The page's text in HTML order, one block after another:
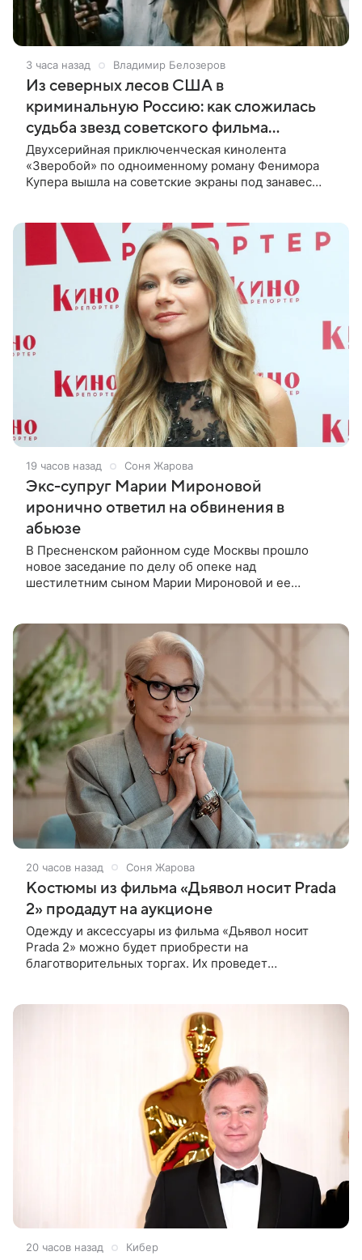
3 часа назад Владимир Белозеров
Из северных лесов США в
криминальную Россию: как сложилась
судьба звезд советского фильма
«Зверобой»
Двухсерийная приключенческая кинолента
«Зверобой» по одноименному роману Фенимора
Купера вышла на советские экраны под занавес
19 часов назад Соня Жарова
Экс-супруг Марии Мироновой
иронично ответил на обвинения в
абьюзе
В Пресненском районном суде Москвы прошло
новое заседание по делу об опеке над
шестилетним сыном Марии Мироновой и ее
20 часов назад Соня Жарова
Костюмы из фильма «Дьявол носит Prada
2» продадут на аукционе
Одежду и аксессуары из фильма «Дьявол носит
Prada 2» можно будет приобрести на
благотворительных торгах. Их проведет
20 часов назад Кибер